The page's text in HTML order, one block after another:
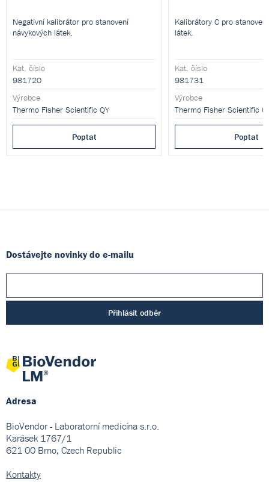
Negativní kalibrátor pro stanovení
návykových látek.
Kat. číslo
981720
Výrobce
Thermo Fisher Scientific QY
Poptat
Kalibrátory C pro
látek.
Kat. číslo
981731
Výrobce
Thermo Fisher Scientific
Poptat
Dostávejte novinky do e-mailu
Přihlásit odběr
Adresa
BioVendor - Laboratorní medicína s.r.o.
Karásek 1767/1
621 00 Brno, Czech Republic
Kontakty